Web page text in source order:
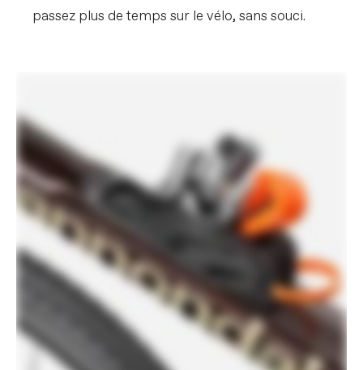
passez plus de temps sur le vélo, sans souci.